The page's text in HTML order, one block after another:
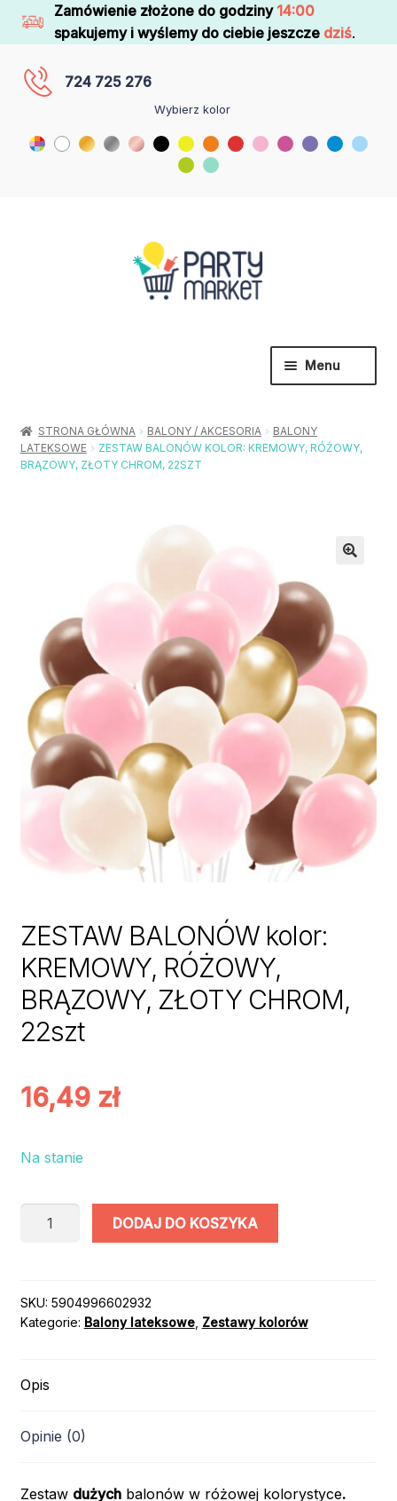
Zamówienie złożone do godziny 14:00
spakujemy i wyślemy do ciebie jeszcze dziś.
724 725 276
Wybierz kolor
Menu
Urodziny / Imprezy
Rozwiń
Rozwiń
Moje konto
Koszyk
STRONA GŁÓWNA BALONY / AKCESORIA
BALONY
LATEKSOWE
ZESTAW BALONÓW KOLOR: KREMOWY, RÓŻOWY,
BRĄZOWY, ZŁOTY CHROM, 22SZT
ZESTAW BALONÓW kolor:
KREMOWY, RÓŻOWY,
BRĄZOWY, ZŁOTY CHROM,
22szt
16,49 zł
Na stanie
KREMOWY,
RÓŻOWY,
CHROM,
DODAJ DO KOSZYKA
SKU: 5904996602932
Kategorie: Balony lateksowe, Zestawy kolorów
Opis
Opinie (0)
Zestaw dużychbalonów w różowej kolorystyce.